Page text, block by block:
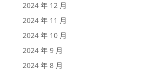
2024 年 12 月
2024 年 11 月
2024 年 10 月
2024 年 9 月
2024 年 8 月